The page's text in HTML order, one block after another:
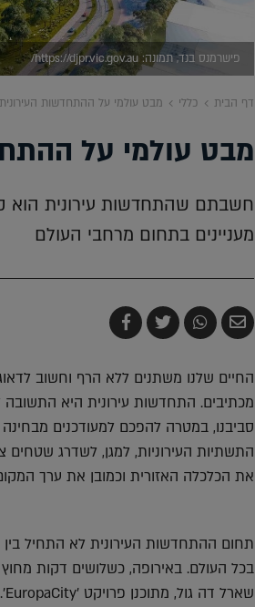
פישרמנס בנד, תמונה: https://djpr.vic.gov.au/
דף הבית כללי מבט עולמי על ההתחדשות העירונית
מבט עולמי על
חשבתם שהתחדשות עירונית הוא
מעניינים בתחום מרחבי העולם
שלח
בדואר
שתף
ב-
צייץ
ב-
שתף
ב-
החיים שלנו משתנים ללא הרף וחשוב
מכתיבים. התחדשות עירונית היא התשובה
סביבנו, במטרה להפכם למעודכנים
התשתיות העירוניות, למגן, לשדרג שטחים
את הכלכלה האזורית וכמובן את ערך
תחום ההתחדשות העירונית לא התחיל בין
בכל העולם. באירופה, כשלושים דקות